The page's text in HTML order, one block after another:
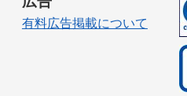
有料広告掲載について